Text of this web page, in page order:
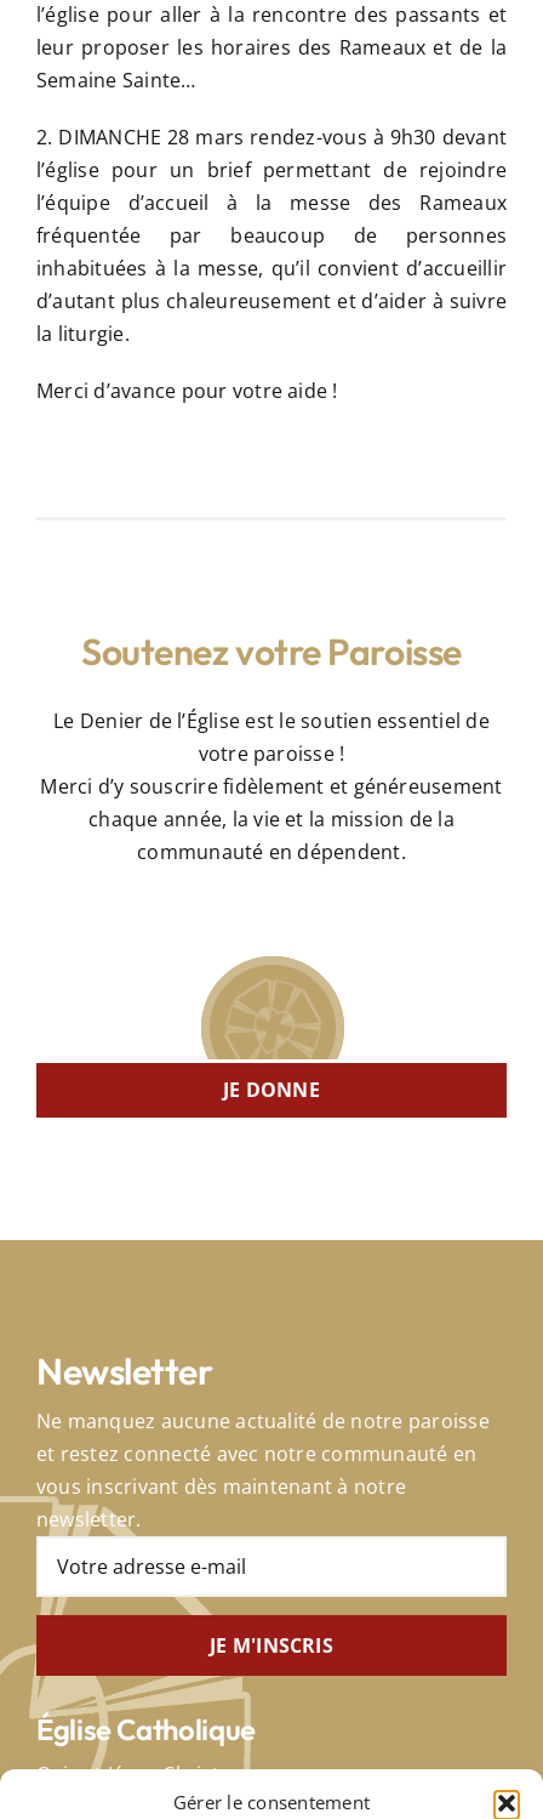
Gérer le consentement
l’église pour aller à la rencontre des passants et
leur proposer les horaires des Rameaux et de la
Semaine Sainte…
2. DIMANCHE 28 mars rendez-vous à 9h30 devant
l’église pour un brief permettant de rejoindre
l’équipe d’accueil à la messe des Rameaux
fréquentée par beaucoup de personnes
inhabituées à la messe, qu’il convient d’accueillir
d’autant plus chaleureusement et d’aider à suivre
la liturgie.
Merci d’avance pour votre aide !
Soutenez votre Paroisse
Le Denier de l’Église est le soutien essentiel de
votre paroisse !
Merci d’y souscrire fidèlement et généreusement
chaque année, la vie et la mission de la
communauté en dépendent.
JE DONNE
Newsletter
Ne manquez aucune actualité de notre paroisse
et restez connecté avec notre communauté en
vous inscrivant dès maintenant à notre
newsletter.
Église Catholique
Qui est Jésus-Christ